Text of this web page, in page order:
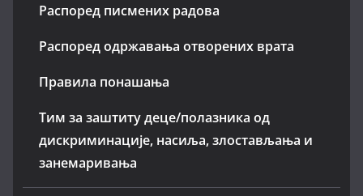
Распоред писмених радова
Распоред одржавања отворених врата
Правила понашања
Тим за заштиту деце/полазника од
дискриминације, насиља, злостављања и
занемаривања